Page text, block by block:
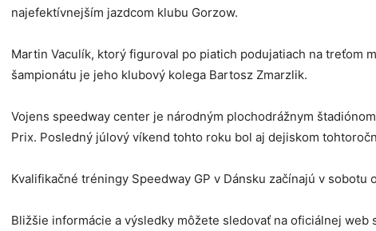
najefektívnejším jazdcom klubu Gorzow.
Martin Vaculík, ktorý figuroval po piatich podujatiach na treťom
šampionátu je jeho klubový kolega Bartosz Zmarzlik.
Vojens speedway center je národným plochodrážnym
Prix. Posledný júlový víkend tohto roku bol aj dejiskom
Kvalifikačné tréningy Speedway GP v Dánsku začínajú v
Bližšie informácie a výsledky môžete sledovať na oficiálnej web